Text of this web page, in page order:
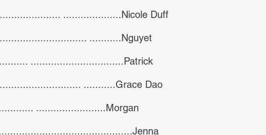
....................Nicole Duff
...........Nguyet
................................Patrick
...........Grace Dao
........................Morgan